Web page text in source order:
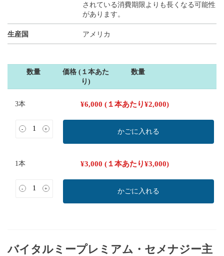
されている消費期限よりも長くなる可能性
があります。
生産国 アメリカ
数量
価格 (１本あた
り)
数量
3本 ¥6,000 (１本あたり¥2,000)
- + かごに入れる
1本 ¥3,000 (１本あたり¥3,000)
- + かごに入れる
バイタルミープレミアム・セメナジー主